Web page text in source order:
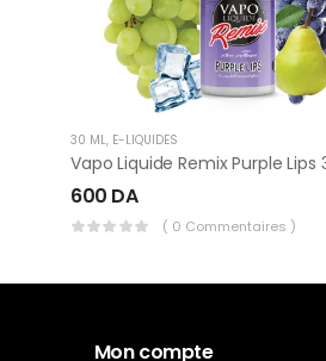
30 ML, E-LIQUIDES
600 DA
( 0 Commentaires )
Mon compte